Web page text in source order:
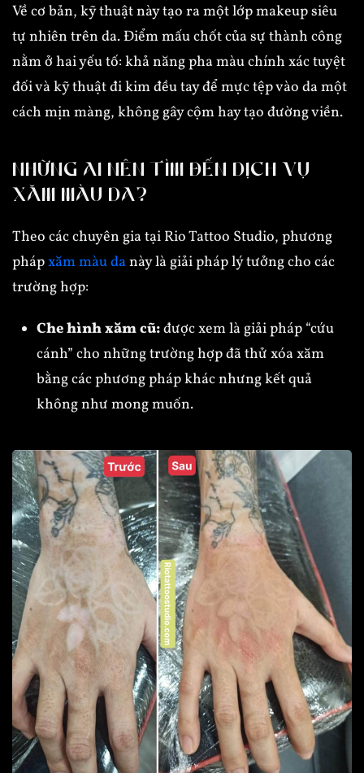
Về cơ bản, kỹ thuật này tạo ra một lớp makeup siêu
tự nhiên trên da. Điểm mấu chốt của sự thành công
nằm ở hai yếu tố: khả năng pha màu chính xác tuyệt
đối và kỹ thuật đi kim đều tay để mực tệp vào da một
cách mịn màng, không gây cộm hay tạo đường viền.
NHỮNG AI NÊN TÌM ĐẾN DỊCH VỤ
XĂM MÀU DA?
Theo các chuyên gia tại Rio Tattoo Studio, phương
phápxăm màu danày là giải pháp lý tưởng cho các
trường hợp:
Che hình xăm cũ:được xem là giải pháp “cứu
cánh” cho những trường hợp đã thử xóa xăm
bằng các phương pháp khác nhưng kết quả
không như mong muốn.